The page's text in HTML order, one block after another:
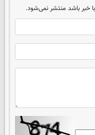
خبر باشد منتشر نمی‌شود.